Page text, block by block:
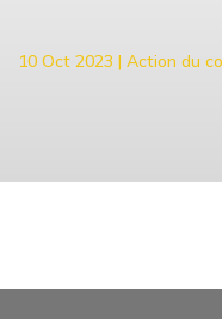
10 Oct 2023 | Action du